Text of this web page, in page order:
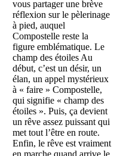
vous partager une brève
réflexion sur le pèlerinage
à pied, auquel
Compostelle reste la
figure emblématique. Le
champ des étoiles Au
début, c’est un désir, un
élan, un appel mystérieux
à « faire » Compostelle,
qui signifie « champ des
étoiles ». Puis, ça devient
un rêve assez puissant qui
met tout l’être en route.
Enfin, le rêve est vraiment